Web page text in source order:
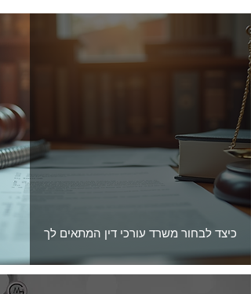
כיצד לבחור משרד עורכי דין המתאים לך